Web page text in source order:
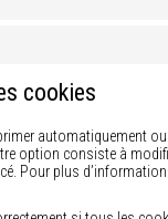
cookies
automatiquement
option consiste à
Pour plus